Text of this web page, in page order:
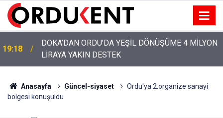
12:46
YENİ PARTİ’NİN ORDU’DAKİ 69 KİŞİLİK KURUCU
KADROSU AÇIKLANDI
Anasayfa Güncel-siyaset
Ordu'ya 2.organize sanayi
bölgesi konuşuldu